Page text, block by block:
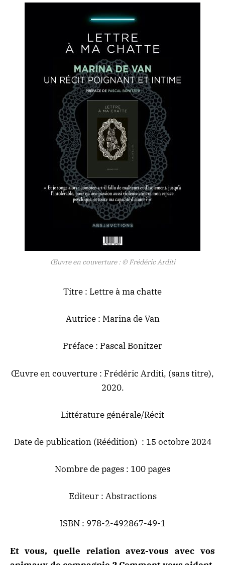
Œuvre en couverture : © Frédéric Arditi
Titre : Lettre à ma chatte
Autrice : Marina de Van
Préface : Pascal Bonitzer
Œuvre en couverture : Frédéric Arditi, (sans titre),
2020.
Littérature générale/Récit
Date de publication (Réédition) : 15 octobre 2024
Nombre de pages : 100 pages
Editeur : Abstractions
ISBN : 978-2-492867-49-1
Et vous, quelle relation avez-vous avec vos